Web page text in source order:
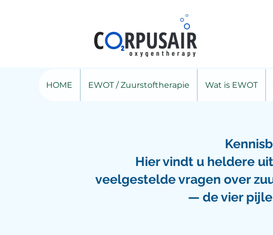
HOME EWOT / Zuurstoftherapie Wat is EWOT
Hier vindt u heldere
veelgestelde vragen over
— de vier